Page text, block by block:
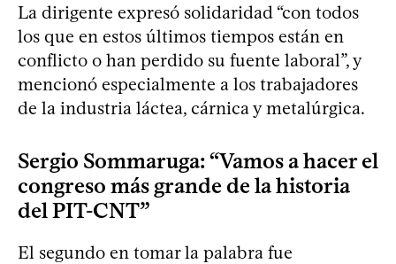
La dirigente expresó solidaridad “con todos
los que en estos últimos tiempos están en
conflicto o han perdido su fuente laboral”, y
mencionó especialmente a los trabajadores
de la industria láctea, cárnica y metalúrgica.
Sergio Sommaruga: “Vamos a hacer el
congreso más grande de la historia
del PIT-CNT”
El segundo en tomar la palabra fue